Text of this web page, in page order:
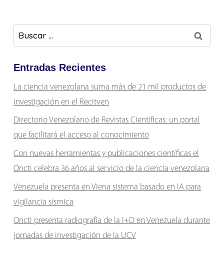
Buscar:
Entradas Recientes
La ciencia venezolana suma más de 21 mil productos de
investigación en el Recitven
Directorio Venezolano de Revistas Científicas: un portal
que facilitará el acceso al conocimiento
Con nuevas herramientas y publicaciones científicas el
Oncti celebra 36 años al servicio de la ciencia venezolana
Venezuela presenta en Viena sistema basado en IA para
vigilancia sísmica
Oncti presenta radiografía de la I+D en Venezuela durante
jornadas de investigación de la UCV